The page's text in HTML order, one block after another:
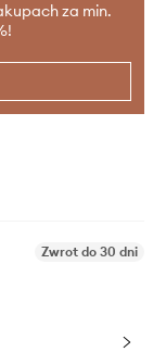
za min.
Zwrot do 30 dni